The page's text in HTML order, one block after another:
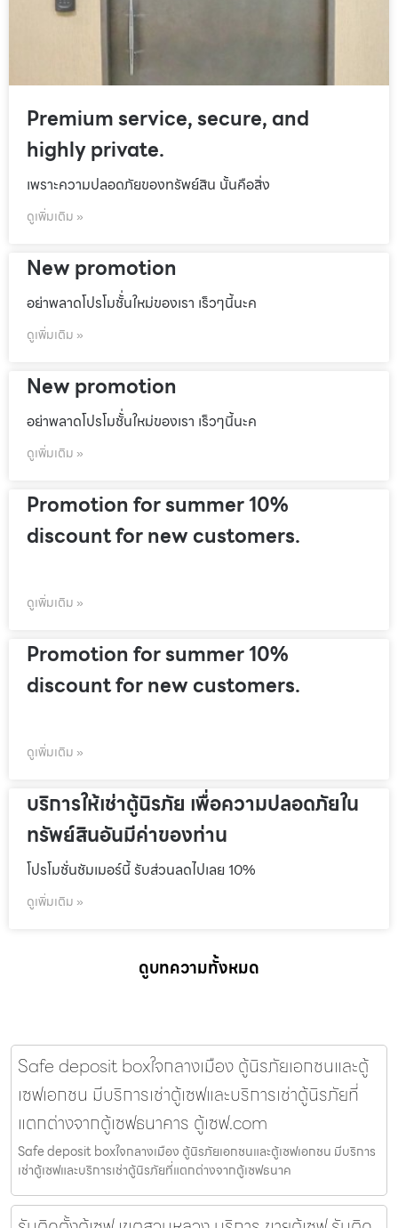
Premium service, secure, and
highly private.
เพราะความปลอดภัยของทรัพย์สิน นั้นคือสิ่ง
ดูเพิ่มเติม »
New promotion
อย่าพลาดโปรโมชั้่นใหม่ของเรา เร็วๆนี้นะค
ดูเพิ่มเติม »
New promotion
อย่าพลาดโปรโมชั้่นใหม่ของเรา เร็วๆนี้นะค
ดูเพิ่มเติม »
Promotion for summer 10%
discount for new customers.
ดูเพิ่มเติม »
Promotion for summer 10%
discount for new customers.
ดูเพิ่มเติม »
บริการให้เช่าตู้นิรภัย เพื่อความปลอดภัยใน
ทรัพย์สินอันมีค่าของท่าน
โปรโมชั่นชัมเมอร์นี้ รับส่วนลดไปเลย 10%
ดูเพิ่มเติม »
ดูบทความทั้งหมด
Safe deposit boxใจกลางเมือง ตู้นิรภัยเอกชนและตู้
เซฟเอกชน มีบริการเช่าตู้เซฟและบริการเช่าตู้นิรภัยที่
แตกต่างจากตู้เซฟธนาคาร ตู้เซฟ.com
Safe deposit boxใจกลางเมือง ตู้นิรภัยเอกชนและตู้เซฟเอกชน มีบริการ
เช่าตู้เซฟและบริการเช่าตู้นิรภัยที่แตกต่างจากตู้เซฟธนาค